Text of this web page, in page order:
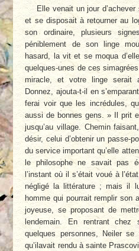
Elle venait un jour
et se disposait à retourner au
son ordinaire, plusieurs
péniblement de son linge
hasard, la vit et se moqua
quelques-unes de ces
miracle, et votre linge
Donnez, ajouta-t-il en
ferai voir que les incrédules,
aussi de bonnes gens. » Il prit
jusqu’au village. Chemin
désir, celui d’obtenir un passe-
du service important qu’elle
le philosophe ne savait pas
l’instant où il s’était voué à
négligé la littérature ; mais il
homme qui pourrait remplir son
joyeuse, se proposant de
lendemain. En rentrant
quelques personnes, Neiler
qu’ilavait rendu à sainte